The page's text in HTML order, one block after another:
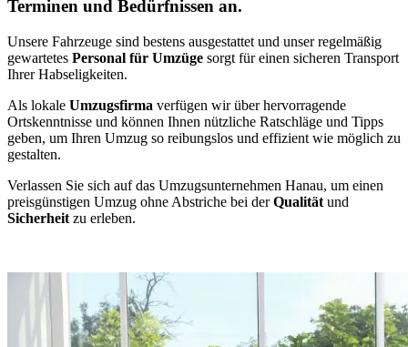
Terminen und Bedürfnissen an.
Unsere Fahrzeuge sind bestens ausgestattet und unser regelmäßig
gewartetes Personal für Umzüge sorgt für einen sicheren Transport
Ihrer Habseligkeiten.
Als lokale Umzugsfirma verfügen wir über hervorragende
Ortskenntnisse und können Ihnen nützliche Ratschläge und Tipps
geben, um Ihren Umzug so reibungslos und effizient wie möglich zu
gestalten.
Verlassen Sie sich auf das Umzugsunternehmen Hanau, um einen
preisgünstigen Umzug ohne Abstriche bei derQualität und
Sicherheit zu erleben.